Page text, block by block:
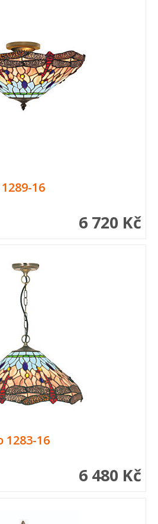
16
6 720 Kč
16
6 480 Kč